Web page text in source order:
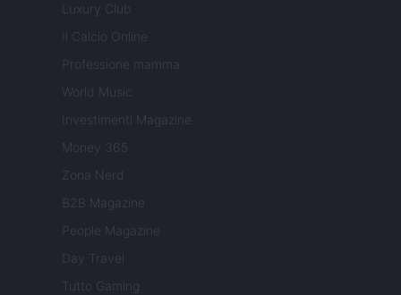
Luxury Club
Il Calcio Online
Professione mamma
World Music
Investimenti Magazine
Money 365
Zona Nerd
B2B Magazine
People Magazine
Day Travel
Tutto Gaming